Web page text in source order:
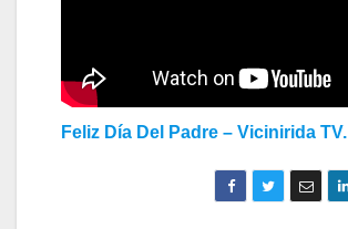
Feliz Día Del Padre – Vicinirida TV.